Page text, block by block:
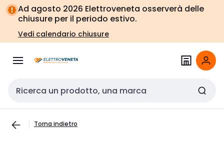
Vai alla
navigazione
Vai
alla
pagina
Ad agosto 2026 Elettroveneta osserverà delle
chiusure per il periodo estivo.
Vedi calendario chiusure
Cerca input
Torna indietro